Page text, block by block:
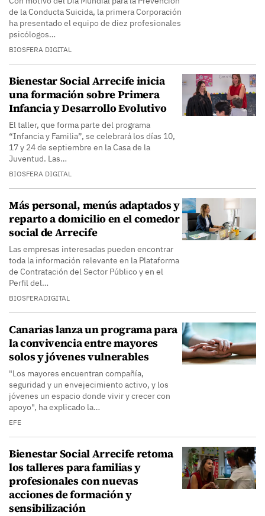
de la Conducta Suicida, la primera Corporación
ha presentado el equipo de diez profesionales
psicólogos…
BIOSFERA DIGITAL
Bienestar Social Arrecife inicia
una formación sobre Primera
Infancia y Desarrollo Evolutivo
El taller, que forma parte del programa
“Infancia y Familia”, se celebrará los días 10,
17 y 24 de septiembre en la Casa de la
Juventud. Las…
BIOSFERA DIGITAL
Más personal, menús adaptados y
reparto a domicilio en el comedor
social de Arrecife
Las empresas interesadas pueden encontrar
toda la información relevante en la Plataforma
de Contratación del Sector Público y en el
Perfil del…
BIOSFERADIGITAL
Canarias lanza un programa para
la convivencia entre mayores
solos y jóvenes vulnerables
"Los mayores encuentran compañía,
seguridad y un envejecimiento activo, y los
jóvenes un espacio donde vivir y crecer con
apoyo", ha explicado la…
EFE
Bienestar Social Arrecife retoma
los talleres para familias y
profesionales con nuevas
acciones de formación y
sensibilización